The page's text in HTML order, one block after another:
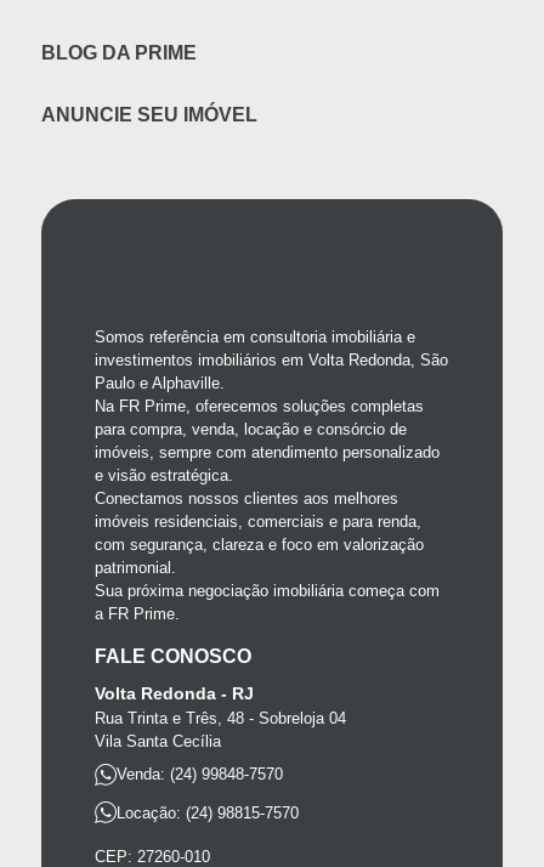
BLOG DA PRIME
ANUNCIE SEU IMÓVEL
Somos referência em consultoria imobiliária e
investimentos imobiliários em Volta Redonda, São
Paulo e Alphaville.
Na FR Prime, oferecemos soluções completas
para compra, venda, locação e consórcio de
imóveis, sempre com atendimento personalizado
e visão estratégica.
Conectamos nossos clientes aos melhores
imóveis residenciais, comerciais e para renda,
com segurança, clareza e foco em valorização
patrimonial.
Sua próxima negociação imobiliária começa com
a FR Prime.
FALE CONOSCO
Volta Redonda - RJ
Rua Trinta e Três, 48 - Sobreloja 04
Vila Santa Cecília
Venda: (24) 99848-7570
Locação: (24) 98815-7570
CEP: 27260-010